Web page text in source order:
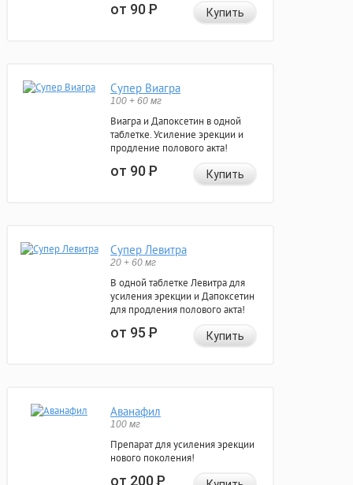
от 90Р Купить
Супер Виагра
100 + 60 мг
Виагра и Дапоксетин в одной
таблетке. Усиление эрекции и
продление полового акта!
от 90Р Купить
Супер Левитра
20 + 60 мг
В одной таблетке Левитра для
усиления эрекции и Дапоксетин
для продления полового акта!
от 95Р Купить
Аванафил
100 мг
Препарат для усиления эрекции
нового поколения!
от 200Р